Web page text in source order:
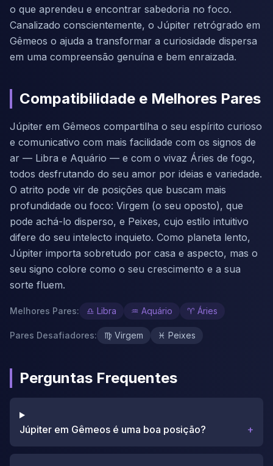
o que aprendeu e encontrar sabedoria no foco.
Canalizado conscientemente, o Júpiter retrógrado em
Gêmeos o ajuda a transformar a curiosidade dispersa
em uma compreensão genuína e bem enraizada.
Compatibilidade e Melhores Pares
Júpiter em Gêmeos compartilha o seu espírito curioso
e comunicativo com mais facilidade com os signos de
ar — Libra e Aquário — e com o vivaz Áries de fogo,
todos desfrutando do seu amor por ideias e variedade.
O atrito pode vir de posições que buscam mais
profundidade ou foco: Virgem (o seu oposto), que
pode achá-lo disperso, e Peixes, cujo estilo intuitivo
difere do seu intelecto inquieto. Como planeta lento,
Júpiter importa sobretudo por casa e aspecto, mas o
seu signo colore como o seu crescimento e a sua
sorte fluem.
Melhores Pares: ♎ Libra ♒ Aquário ♈ Áries
Pares Desafiadores: ♍ Virgem ♓ Peixes
Perguntas Frequentes
Júpiter em Gêmeos é uma boa posição? +